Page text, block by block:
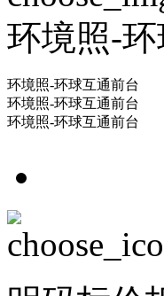
环境照-
环境照-环球互通前台
环境照-环球互通前台
环境照-环球互通前台